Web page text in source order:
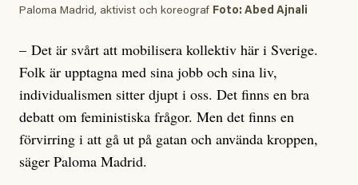
Paloma Madrid, aktivist och koreograf Foto: Abed Ajnali
– Det är svårt att mobilisera kollektiv här i Sverige.
Folk är upptagna med sina jobb och sina liv,
individualismen sitter djupt i oss. Det finns en bra
debatt om feministiska frågor. Men det finns en
förvirring i att gå ut på gatan och använda kroppen,
säger Paloma Madrid.